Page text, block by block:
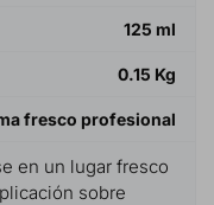
125 ml
0.15 Kg
fresco profesional
en un lugar fresco
sobre